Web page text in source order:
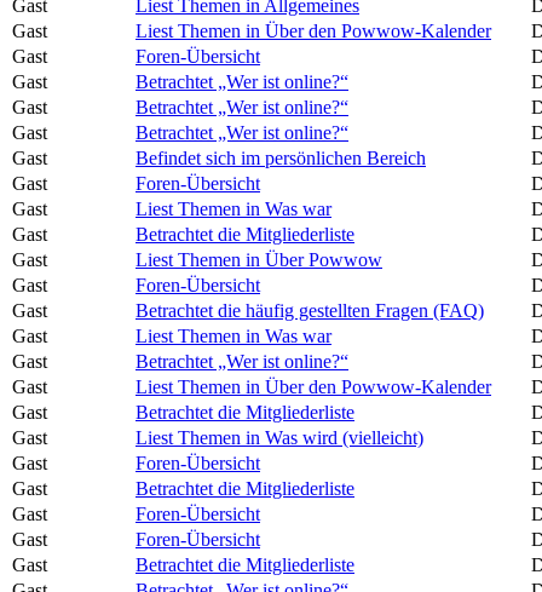
Gast
Liest Themen in Allgemeines
Gast
Liest Themen in Über den Powwow-Kalender
Gast
Foren-Übersicht
Gast
Betrachtet „Wer ist online?“
Gast
Betrachtet „Wer ist online?“
Gast
Betrachtet „Wer ist online?“
Gast
Befindet sich im persönlichen Bereich
Gast
Foren-Übersicht
Gast
Liest Themen in Was war
Gast
Betrachtet die Mitgliederliste
Gast
Liest Themen in Über Powwow
Gast
Foren-Übersicht
Gast
Betrachtet die häufig gestellten Fragen (FAQ)
Gast
Liest Themen in Was war
Gast
Betrachtet „Wer ist online?“
Gast
Liest Themen in Über den Powwow-Kalender
Gast
Betrachtet die Mitgliederliste
Gast
Liest Themen in Was wird (vielleicht)
Gast
Foren-Übersicht
Gast
Betrachtet die Mitgliederliste
Gast
Foren-Übersicht
Gast
Foren-Übersicht
Gast
Betrachtet die Mitgliederliste